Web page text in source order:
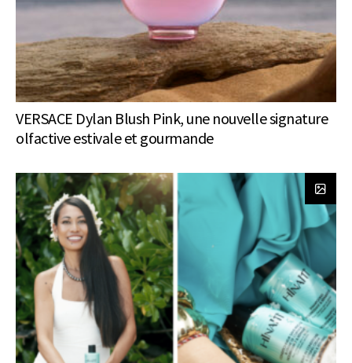
VERSACE Dylan Blush Pink, une nouvelle signature
olfactive estivale et gourmande